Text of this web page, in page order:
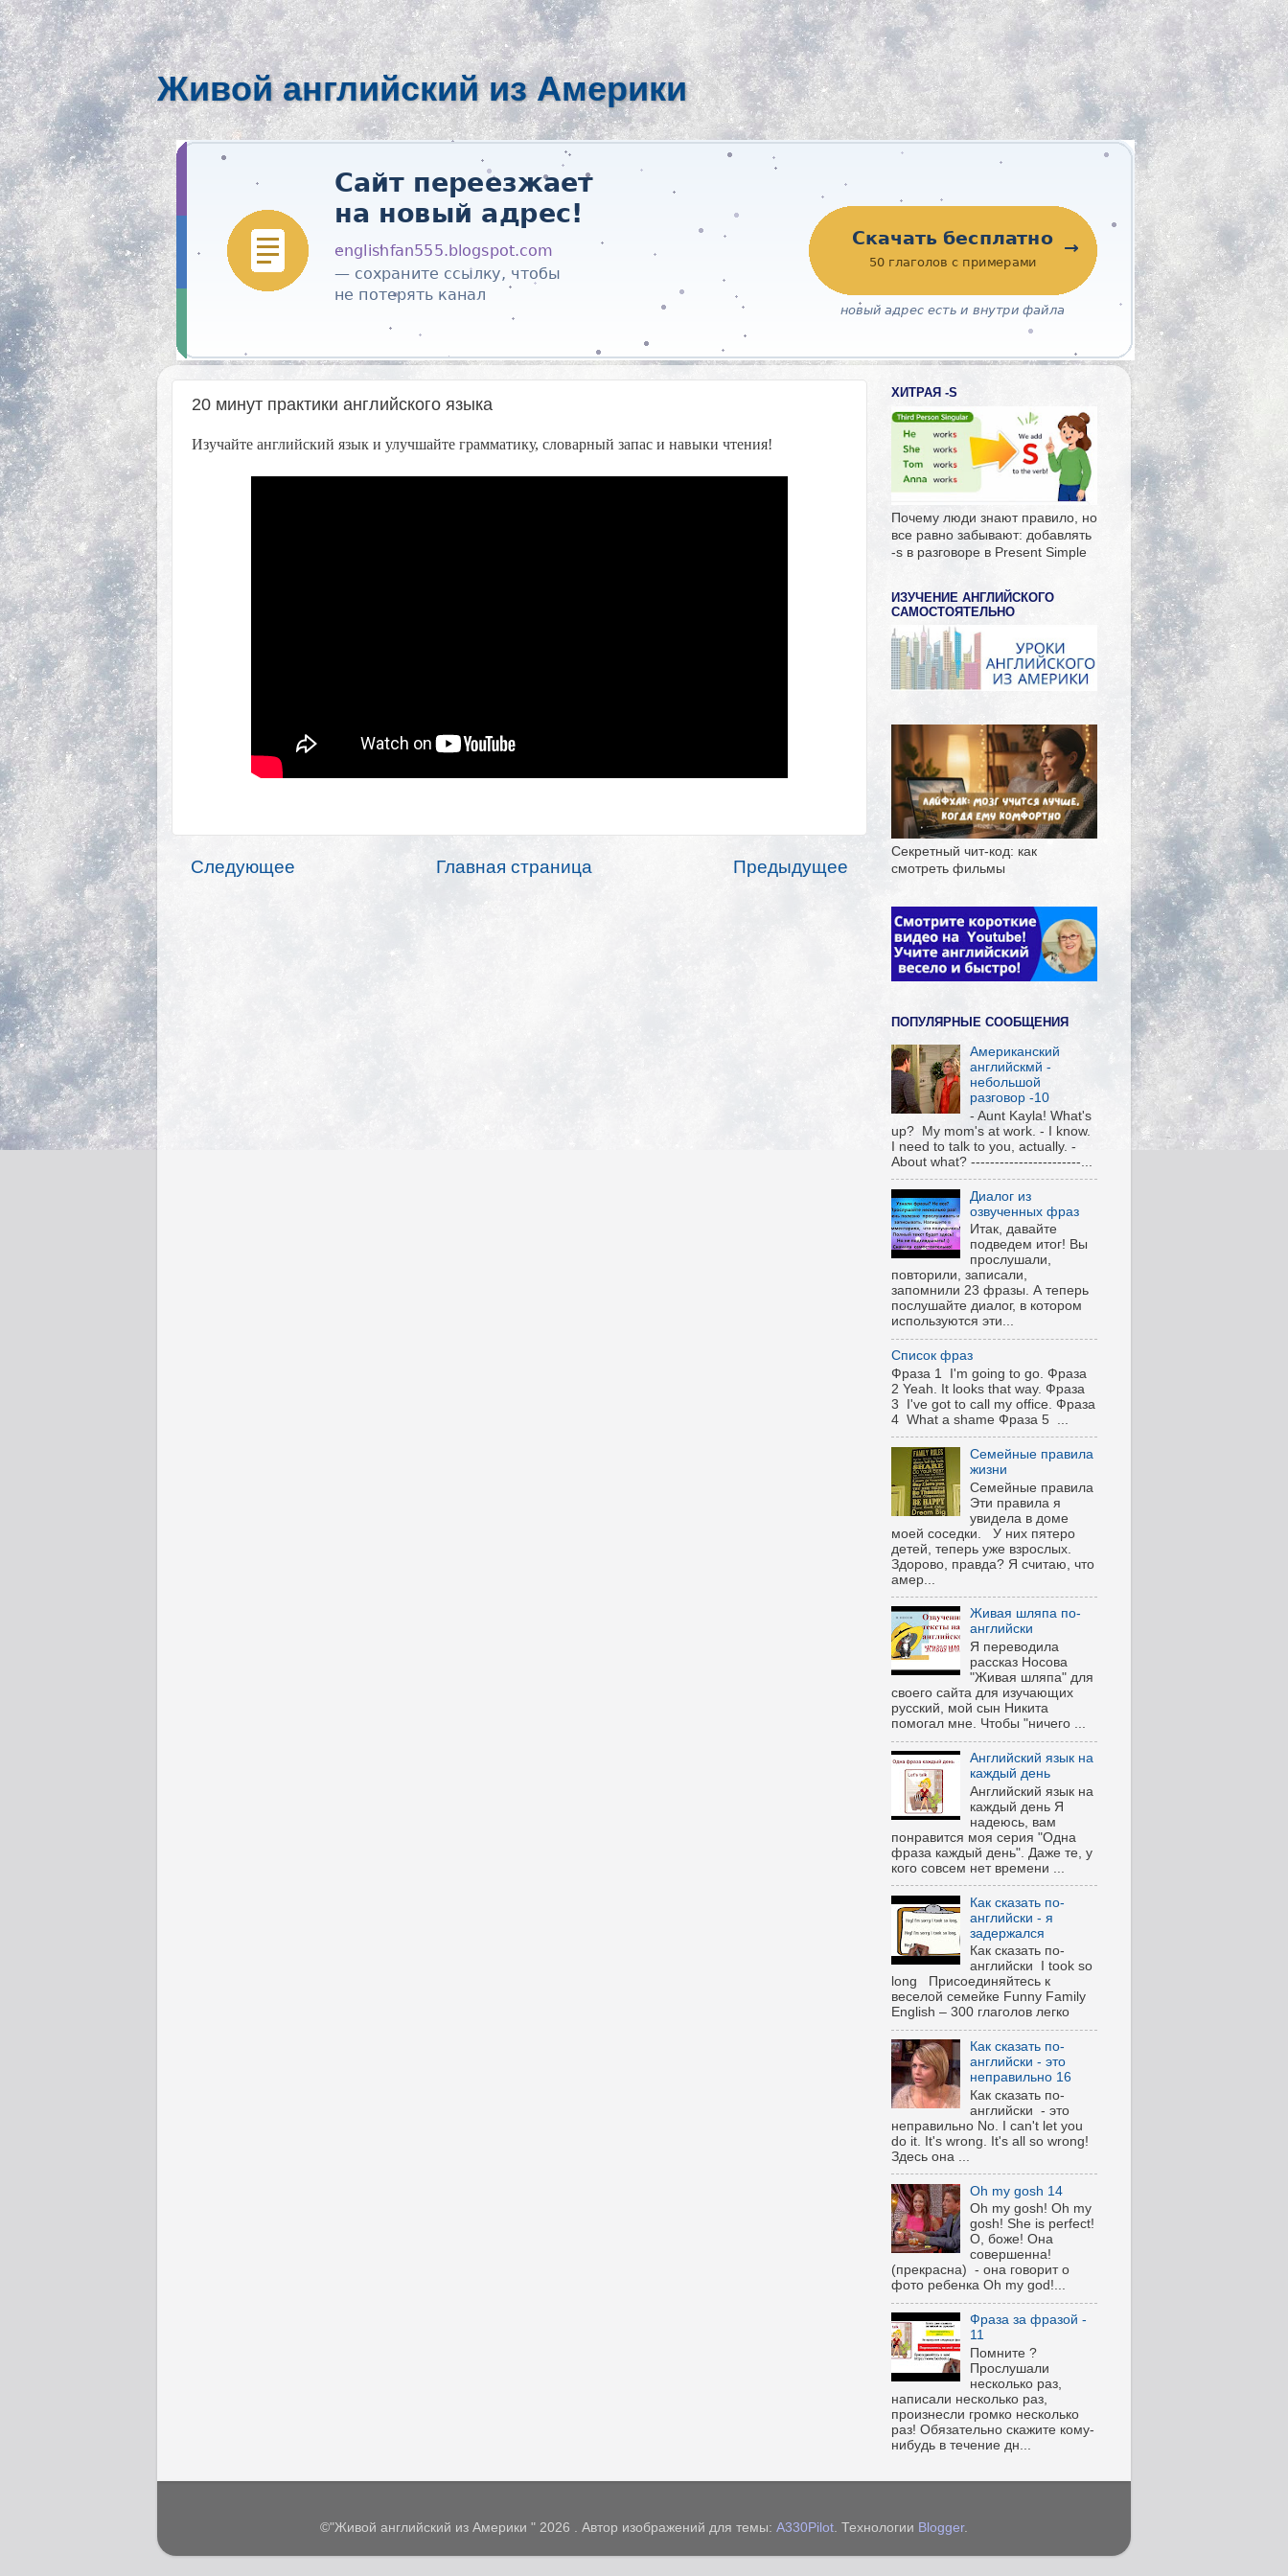
Живой английский из Америки
20 минут практики английского языка
Изучайте английский язык и улучшайте грамматику, словарный запас и навыки чтения!
Следующее Предыдущее
Главная страница
ХИТРАЯ -S
Почему люди знают правило, но
все равно забывают: добавлять
-s в разговоре в Present Simple
ИЗУЧЕНИЕ АНГЛИЙСКОГО
САМОСТОЯТЕЛЬНО
Секретный чит-код: как
смотреть фильмы
ПОПУЛЯРНЫЕ СООБЩЕНИЯ
Американский
английскмй -
небольшой
разговор -10
- Aunt Kayla! What's
up? My mom's at work. - I know.
I need to talk to you, actually. -
About what? -----------------------...
Диалог из
озвученных фраз
Итак, давайте
подведем итог! Вы
прослушали,
повторили, записали,
запомнили 23 фразы. А теперь
послушайте диалог, в котором
используются эти...
Список фраз
Фраза 1 I'm going to go. Фраза
2 Yeah. It looks that way. Фраза
3 I've got to call my office. Фраза
4 What a shame Фраза 5 ...
Семейные правила
жизни
Семейные правила
Эти правила я
увидела в доме
моей соседки. У них пятеро
детей, теперь уже взрослых.
Здорово, правда? Я считаю, что
амер...
Живая шляпа по-
английски
Я переводила
рассказ Носова
"Живая шляпа" для
своего сайта для изучающих
русский, мой сын Никита
помогал мне. Чтобы "ничего ...
Английский язык на
каждый день
Английский язык на
каждый день Я
надеюсь, вам
понравится моя серия "Одна
фраза каждый день". Даже те, у
кого совсем нет времени ...
Как сказать по-
английски - я
задержался
Как сказать по-
английски I took so
long Присоединяйтесь к
веселой семейке Funny Family
English – 300 глаголов легко
Как сказать по-
английски - это
неправильно 16
Как сказать по-
английски - это
неправильно No. I can't let you
do it. It's wrong. It's all so wrong!
Здесь она ...
Oh my gosh 14
Oh my gosh! Oh my
gosh! She is perfect!
О, боже! Она
совершенна!
(прекрасна) - она говорит о
фото ребенка Oh my god!...
Фраза за фразой -
11
Помните ?
Прослушали
несколько раз,
написали несколько раз,
произнесли громко несколько
раз! Обязательно скажите кому-
нибудь в течение дн...
©"Живой английский из Америки " 2026 . Автор изображений для темы: A330Pilot. Технологии Blogger.